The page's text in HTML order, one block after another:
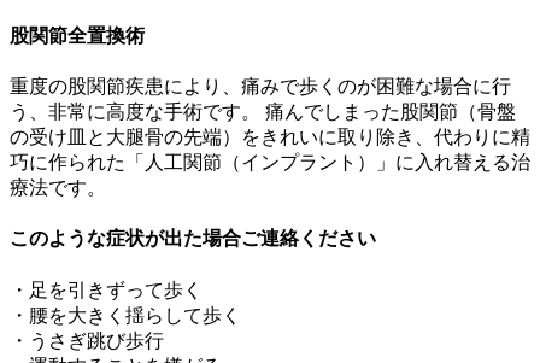
股関節全置換術
重度の股関節疾患により、痛みで歩くのが困難な場合に行
う、非常に高度な手術です。 痛んでしまった股関節（骨盤
の受け皿と大腿骨の先端）をきれいに取り除き、代わりに精
巧に作られた「人工関節（インプラント）」に入れ替える治
療法です。
このような症状が出た場合ご連絡ください
・足を引きずって歩く
・腰を大きく揺らして歩く
・うさぎ跳び歩行